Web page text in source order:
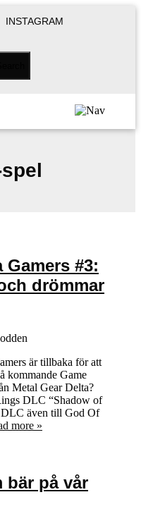
INSTAGRAM
Gamers #3:
drömmar
är tillbaka för att
kommande Game
Metal Gear Delta?
DLC “Shadow of
DLC även till God Of
more »
bär på vår